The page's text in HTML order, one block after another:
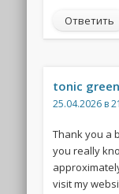
Ответить
tonic
25.04.2026 в
Thank you a
you really
visit my